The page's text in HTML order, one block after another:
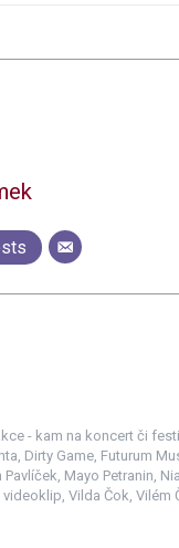
- kam na koncert či
Dirty Game Futurum
Pavlíček Mayo Petranin
videoklip Vilda Čok Vilém